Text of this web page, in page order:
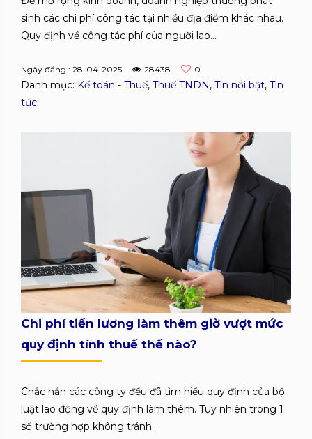
sinh các chi phí công tác tại nhiều địa điểm khác nhau.
Quy định về công tác phí của người lao...
Ngày đăng : 28-04-2025 28438 0
Danh mục: Kế toán - Thuế, Thuế TNDN, Tin nổi bật, Tin
tức
Chi phí tiền lương làm thêm giờ vượt mức
quy định tính thuế thế nào?
Chắc hẳn các công ty đều đã tìm hiểu quy định của bộ
luật lao động về quy định làm thêm. Tuy nhiên trong 1
số trường hợp không tránh...